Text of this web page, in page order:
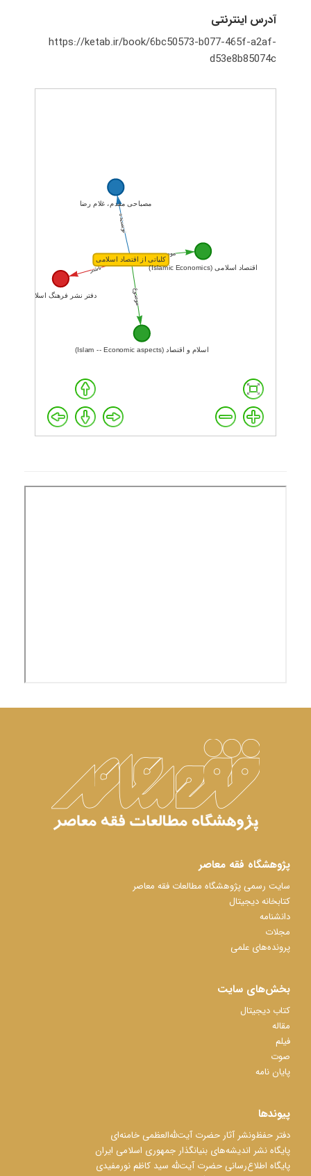
آدرس اینترنتی
https://ketab.ir/book/6bc50573-b077-465f-a2af-
d53e8b85074c
پژوهشگاه فقه معاصر
سایت رسمی پژوهشگاه مطالعات فقه معاصر
کتابخانه دیجیتال
دانشنامه
مجلات
پرونده‌های علمی
بخش‌های سایت
کتاب دیجیتال
مقاله
فیلم
صوت
پایان نامه
پیوندها
دفتر حفظ‌‌‌ونشر آثار حضرت آیت‌ﷲ‌العظمی خامنه‌ای
پایگاه نشر اندیشه‌های بنیانگذار جمهوری اسلامی ایران
پایگاه اطلاع‌رسانی حضرت آیت‌ﷲ سید کاظم نورمفیدی